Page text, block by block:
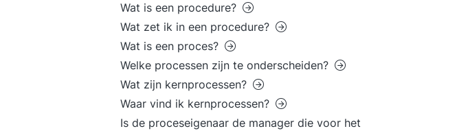
Wat is een procedure?
Wat zet ik in een procedure?
Wat is een proces?
Welke processen zijn te onderscheiden?
Wat zijn kernprocessen?
Waar vind ik kernprocessen?
Is de proceseigenaar de manager die voor het